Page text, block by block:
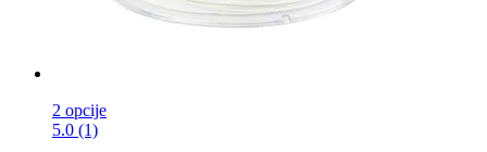
2 opcije
5.0 (1)